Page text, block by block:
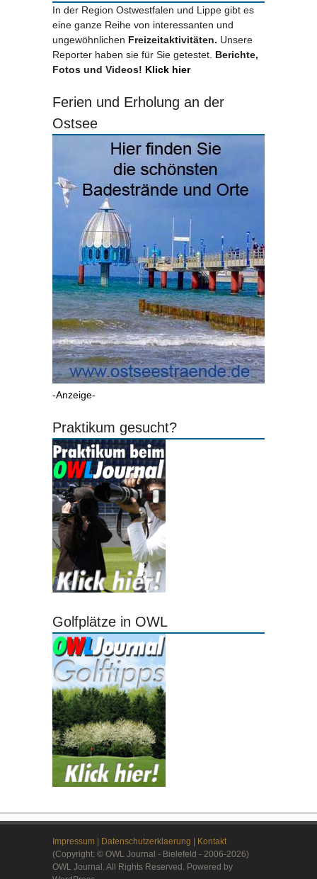
In der Region Ostwestfalen und Lippe gibt es
eine ganze Reihe von interessanten und
ungewöhnlichen Freizeitaktivitäten. Unsere
Reporter haben sie für Sie getestet. Berichte,
Fotos und Videos! Klick hier
Ferien und Erholung an der
Ostsee
-Anzeige-
Praktikum gesucht?
Golfplätze in OWL
Impressum Datenschutzerklaerung
Kontakt
(Copyright: © OWL Journal - Bielefeld - 2006-2026)
OWL Journal. All Rights Reserved. Powered by